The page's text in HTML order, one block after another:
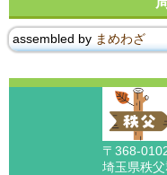
assembled by まめわざ
〒368-
埼玉県秩